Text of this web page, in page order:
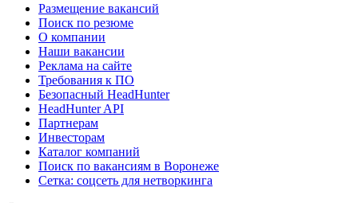
Размещение вакансий
Поиск по резюме
О компании
Наши вакансии
Реклама на сайте
Требования к ПО
Безопасный HeadHunter
HeadHunter API
Партнерам
Инвесторам
Каталог компаний
Поиск по вакансиям в Воронеже
Сетка: соцсеть для нетворкинга